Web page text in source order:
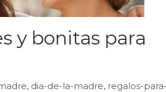
y bonitas para
, dia-de-la-madre, regalos-para-